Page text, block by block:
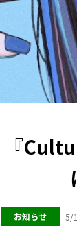
『
お知らせ 5/